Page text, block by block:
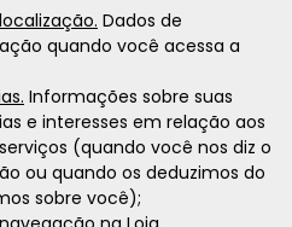
Dados de
quando você acessa a
Informações sobre suas
e interesses em relação aos
(quando você nos diz o
ou quando os deduzimos do
sobre você);